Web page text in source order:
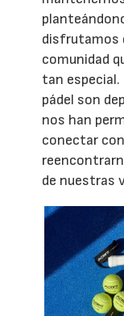
disfrutamos
comunidad
tan
pádel son
nos han
conectar
de nuestras